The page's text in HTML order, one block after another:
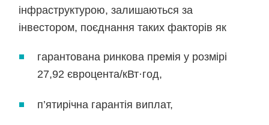
інфраструктурою, залишаються за
інвестором, поєднання таких факторів як
гарантована ринкова премія у розмірі
27,92 євроцента/кВт·год,
п’ятирічна гарантія виплат,